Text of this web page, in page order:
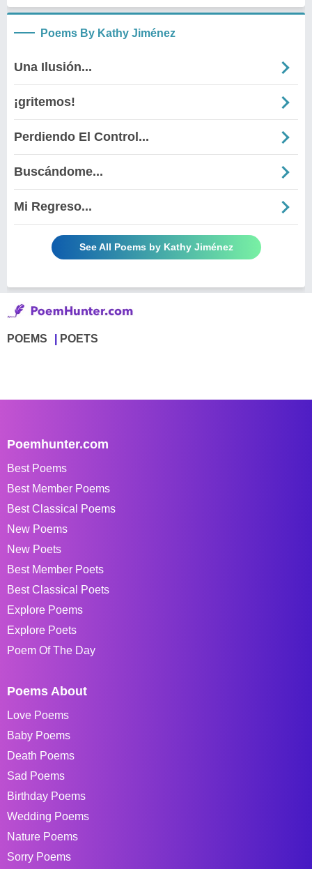
Poems By Kathy Jiménez
Una Ilusión...
¡gritemos!
Perdiendo El Control...
Buscándome...
Mi Regreso...
See All Poems by Kathy Jiménez
POEMS POETS
Poemhunter.com
Best Poems
Best Member Poems
Best Classical Poems
New Poems
New Poets
Best Member Poets
Best Classical Poets
Explore Poems
Explore Poets
Poem Of The Day
Poems About
Love Poems
Baby Poems
Death Poems
Sad Poems
Birthday Poems
Wedding Poems
Nature Poems
Sorry Poems